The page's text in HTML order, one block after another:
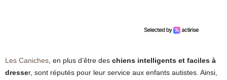
Les Caniches, en plus d’être des chiens intelligents et faciles à
dresser, sont réputés pour leur service aux enfants autistes. Ainsi,